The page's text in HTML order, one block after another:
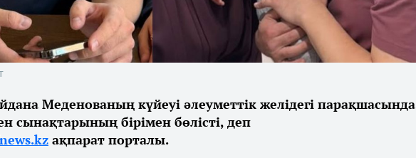
Меденованың күйеуі әлеуметтік желідегі парақшасында
сынақтарының бірімен бөлісті, деп
ақпарат порталы.